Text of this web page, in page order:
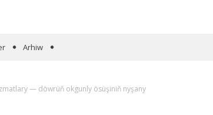
Arhiw
— döwrüň okgunly ösüşiniň nyşany